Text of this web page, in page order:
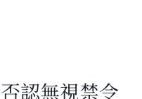
認無視禁令